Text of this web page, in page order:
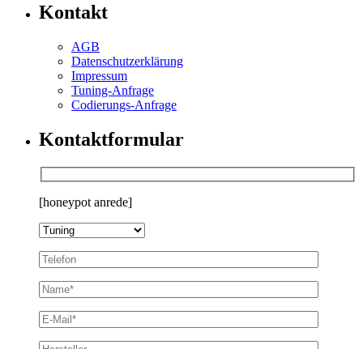
Kontakt
AGB
Datenschutzerklärung
Impressum
Tuning-Anfrage
Codierungs-Anfrage
Kontaktformular
[honeypot anrede]